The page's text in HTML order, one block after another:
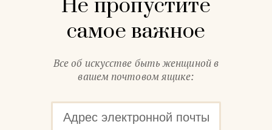
Не пропустите
самое важное
Все об искусстве быть женщиной в
вашем почтовом ящике: